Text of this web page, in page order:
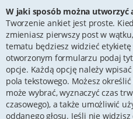
W jaki sposób można utworzyć
Tworzenie ankiet jest proste.
zmieniasz pierwszy post w
tematu będziesz widzieć
otworzonym formularzu podaj
opcje. Każdą opcję należy
pola tekstowego. Możesz
może wybrać, wyznaczyć czas
czasowego), a także umożliwić
oddanego głosu. Jeśli nie